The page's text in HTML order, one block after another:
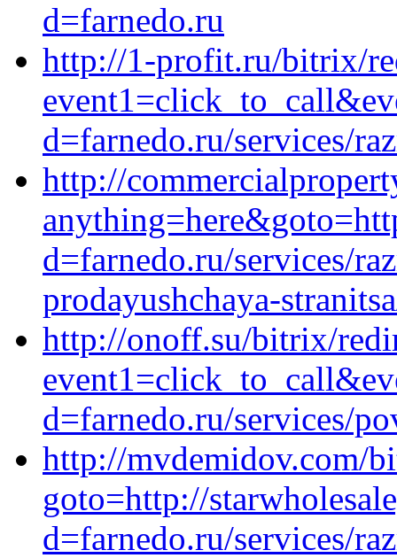
d=farnedo.ru
http://1-profit.ru/bitrix/
d=farnedo.ru/services/
http://
d=farnedo.ru/services/
prodayushchaya-
http://onoff.su/bitrix/
d=farnedo.ru/services/
http://mvdemidov.com/
goto=http://
d=farnedo.ru/services/